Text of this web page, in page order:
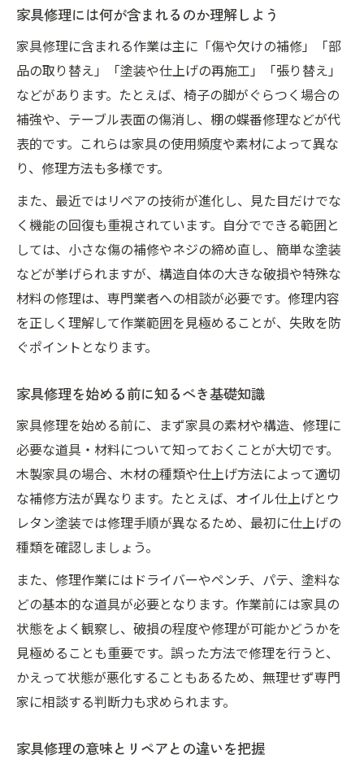
DIYで実践 家具修理の魅力と費用感
DIY家具修理の魅力と費用を比較しよう
家具修理をDIYで行うコスト削減のコツ
家具修理の料金目安とお得な方法を紹介
DIY家具修理で得られる達成感と満足感
家具修理の費用感を知り賢く選択する方法
家具修理とリメイクの定義と目的を解説
家具修理とリメイクの違いを分かりやすく
家具修理が必要な場面とリメイクの活用例
家具修理から考えるリサイズやリフォーム
家具修理とリメイクの費用感の違いとは
家具修理には何が含まれるのか理解しよう
家具修理に含まれる作業は主に「傷や欠けの補修」「部
品の取り替え」「塗装や仕上げの再施工」「張り替え」
などがあります。たとえば、椅子の脚がぐらつく場合の
補強や、テーブル表面の傷消し、棚の蝶番修理などが代
表的です。これらは家具の使用頻度や素材によって異な
り、修理方法も多様です。
また、最近ではリペアの技術が進化し、見た目だけでな
く機能の回復も重視されています。自分でできる範囲と
しては、小さな傷の補修やネジの締め直し、簡単な塗装
などが挙げられますが、構造自体の大きな破損や特殊な
材料の修理は、専門業者への相談が必要です。修理内容
を正しく理解して作業範囲を見極めることが、失敗を防
ぐポイントとなります。
家具修理を始める前に知るべき基礎知識
家具修理を始める前に、まず家具の素材や構造、修理に
必要な道具・材料について知っておくことが大切です。
木製家具の場合、木材の種類や仕上げ方法によって適切
な補修方法が異なります。たとえば、オイル仕上げとウ
レタン塗装では修理手順が異なるため、最初に仕上げの
種類を確認しましょう。
また、修理作業にはドライバーやペンチ、パテ、塗料な
どの基本的な道具が必要となります。作業前には家具の
状態をよく観察し、破損の程度や修理が可能かどうかを
見極めることも重要です。誤った方法で修理を行うと、
かえって状態が悪化することもあるため、無理せず専門
家に相談する判断力も求められます。
家具修理の意味とリペアとの違いを把握